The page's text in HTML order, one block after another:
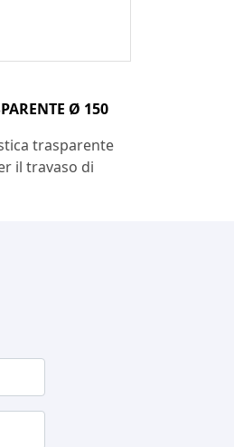
Ø 150
trasparente
il travaso di